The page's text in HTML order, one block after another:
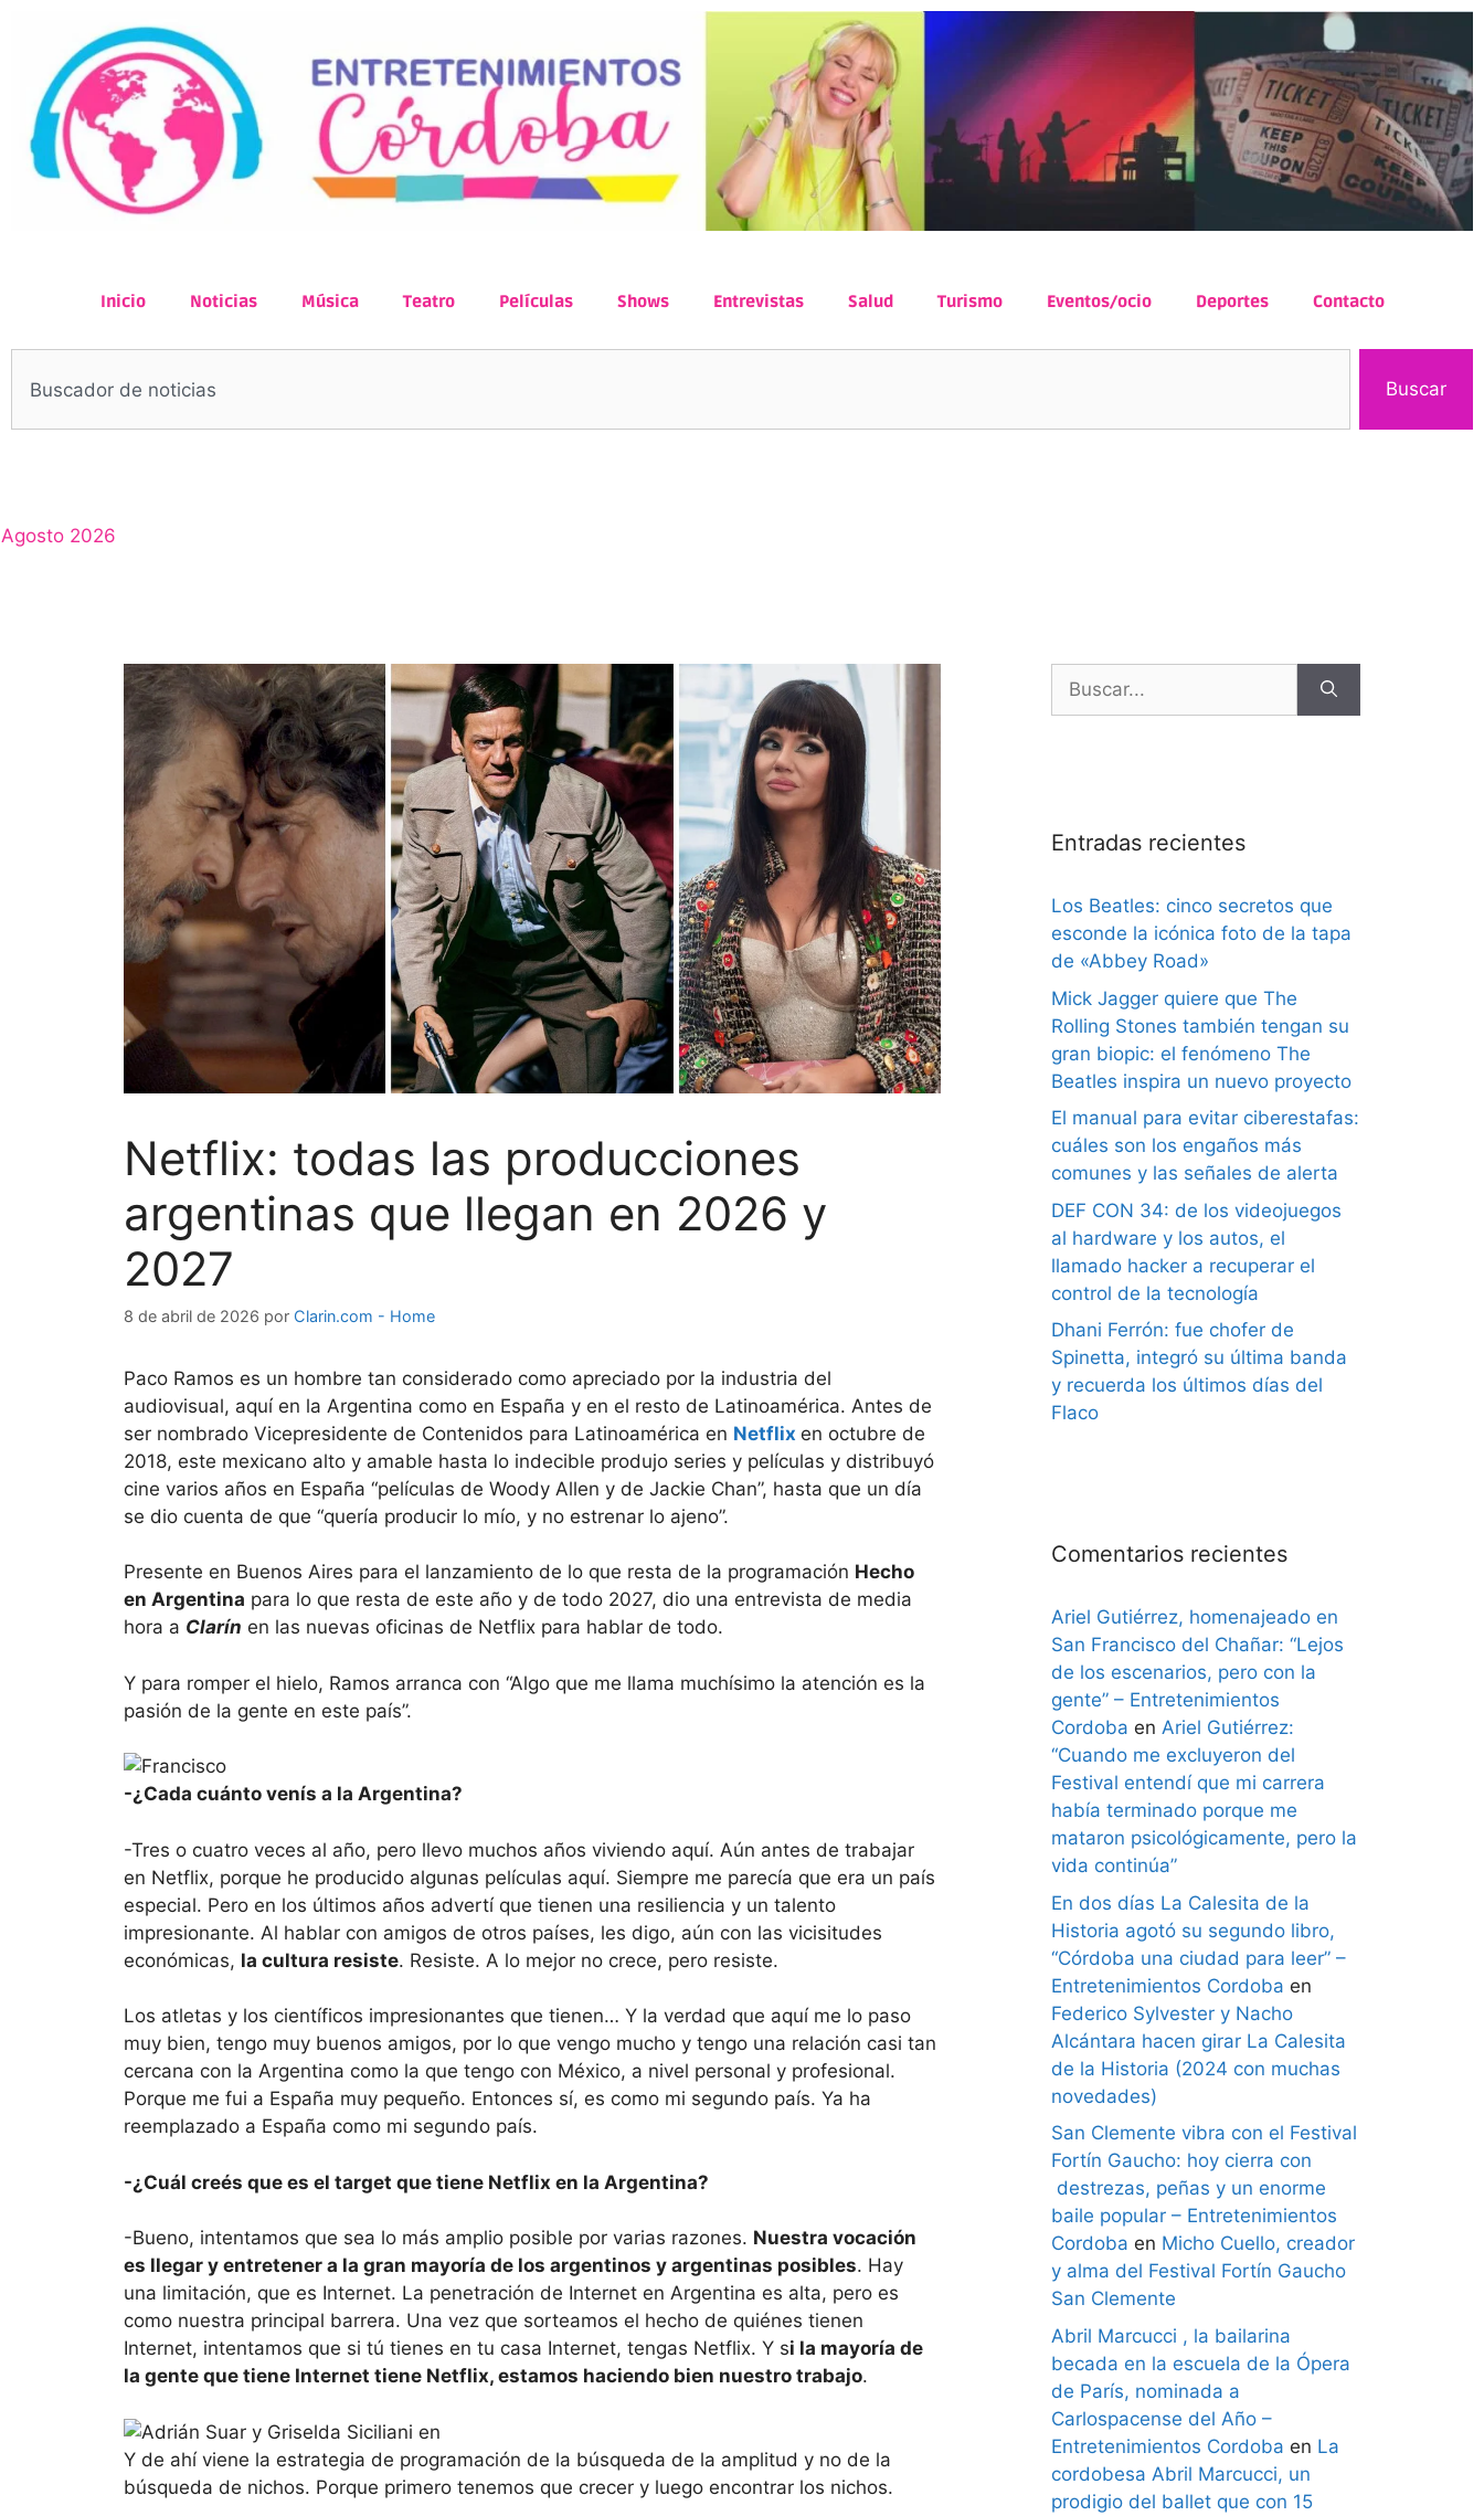
Inicio Noticias Música Teatro Películas Shows Entrevistas Salud Turismo Eventos/ocio Deportes Contacto
Buscar
Agosto 2026
Netflix: todas las producciones
argentinas que llegan en 2026 y
2027
8 de abril de 2026 por Clarin.com - Home
Paco Ramos es un hombre tan considerado como apreciado por la industria del
audiovisual, aquí en la Argentina como en España y en el resto de Latinoamérica. Antes de
ser nombrado Vicepresidente de Contenidos para Latinoamérica en Netflix en octubre de
2018, este mexicano alto y amable hasta lo indecible produjo series y películas y distribuyó
cine varios años en España “películas de Woody Allen y de Jackie Chan”, hasta que un día
se dio cuenta de que “quería producir lo mío, y no estrenar lo ajeno”.
Presente en Buenos Aires para el lanzamiento de lo que resta de la programación Hecho
en Argentina para lo que resta de este año y de todo 2027, dio una entrevista de media
hora a Clarín en las nuevas oficinas de Netflix para hablar de todo.
Y para romper el hielo, Ramos arranca con “Algo que me llama muchísimo la atención es la
pasión de la gente en este país”.
-¿Cada cuánto venís a la Argentina?
-Tres o cuatro veces al año, pero llevo muchos años viviendo aquí. Aún antes de trabajar
en Netflix, porque he producido algunas películas aquí. Siempre me parecía que era un país
especial. Pero en los últimos años advertí que tienen una resiliencia y un talento
impresionante. Al hablar con amigos de otros países, les digo, aún con las vicisitudes
económicas, la cultura resiste. Resiste. A lo mejor no crece, pero resiste.
Los atletas y los científicos impresionantes que tienen… Y la verdad que aquí me lo paso
muy bien, tengo muy buenos amigos, por lo que vengo mucho y tengo una relación casi tan
cercana con la Argentina como la que tengo con México, a nivel personal y profesional.
Porque me fui a España muy pequeño. Entonces sí, es como mi segundo país. Ya ha
reemplazado a España como mi segundo país.
-¿Cuál creés que es el target que tiene Netflix en la Argentina?
-Bueno, intentamos que sea lo más amplio posible por varias razones. Nuestra vocación
es llegar y entretener a la gran mayoría de los argentinos y argentinas posibles. Hay
una limitación, que es Internet. La penetración de Internet en Argentina es alta, pero es
como nuestra principal barrera. Una vez que sorteamos el hecho de quiénes tienen
Internet, intentamos que si tú tienes en tu casa Internet, tengas Netflix. Y si la mayoría de
la gente que tiene Internet tiene Netflix, estamos haciendo bien nuestro trabajo.
Y de ahí viene la estrategia de programación de la búsqueda de la amplitud y no de la
búsqueda de nichos. Porque primero tenemos que crecer y luego encontrar los nichos.
Entradas recientes
Los Beatles: cinco secretos que
esconde la icónica foto de la tapa
de «Abbey Road»
Mick Jagger quiere que The
Rolling Stones también tengan su
gran biopic: el fenómeno The
Beatles inspira un nuevo proyecto
El manual para evitar ciberestafas:
cuáles son los engaños más
comunes y las señales de alerta
DEF CON 34: de los videojuegos
al hardware y los autos, el
llamado hacker a recuperar el
control de la tecnología
Dhani Ferrón: fue chofer de
Spinetta, integró su última banda
y recuerda los últimos días del
Flaco
Comentarios recientes
Ariel Gutiérrez, homenajeado en
San Francisco del Chañar: “Lejos
de los escenarios, pero con la
gente” – Entretenimientos
Cordoba en Ariel Gutiérrez:
“Cuando me excluyeron del
Festival entendí que mi carrera
había terminado porque me
mataron psicológicamente, pero la
vida continúa”
En dos días La Calesita de la
Historia agotó su segundo libro,
“Córdoba una ciudad para leer” –
Entretenimientos Cordoba en
Federico Sylvester y Nacho
Alcántara hacen girar La Calesita
de la Historia (2024 con muchas
novedades)
San Clemente vibra con el Festival
Fortín Gaucho: hoy cierra con
destrezas, peñas y un enorme
baile popular – Entretenimientos
Cordoba en Micho Cuello, creador
y alma del Festival Fortín Gaucho
San Clemente
Abril Marcucci , la bailarina
becada en la escuela de la Ópera
de París, nominada a
Carlospacense del Año –
Entretenimientos Cordoba en La
cordobesa Abril Marcucci, un
prodigio del ballet que con 15